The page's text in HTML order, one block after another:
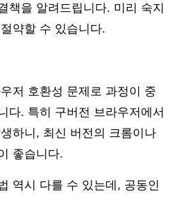
책을 알려드립니다. 미리 숙지
약할 수 있습니다.
저 호환성 문제로 과정이 중
다. 특히 구버전 브라우저에서
하니, 최신 버전의 크롬이나
좋습니다.
역시 다를 수 있는데, 공동인